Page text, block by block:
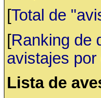
[Total de
[Ranking de
avistajes
Lista de